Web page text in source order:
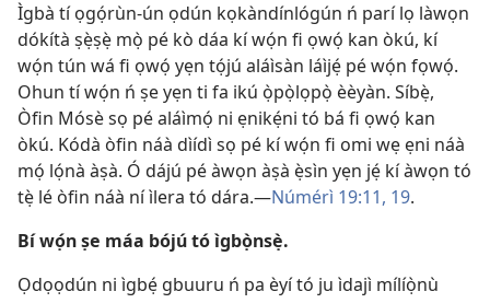
Ìgbà tí ọgọ́rùn-ún ọdún kọkàndínlógún ń parí lọ làwọn
dókítà ṣẹ̀ṣẹ̀ mọ̀ pé kò dáa kí wọ́n fi ọwọ́ kan òkú, kí
wọ́n tún wá fi ọwọ́ yẹn tọ́jú aláìsàn láìjẹ́ pé wọ́n fọwọ́.
Ohun tí wọ́n ń ṣe yẹn ti fa ikú ọ̀pọ̀lọpọ̀ èèyàn. Síbẹ̀,
Òfin Mósè sọ pé aláìmọ́ ni ẹnikẹ́ni tó bá fi ọwọ́ kan
òkú. Kódà òfin náà dìídì sọ pé kí wọ́n fi omi wẹ ẹni náà
mọ́ lọ́nà àṣà. Ó dájú pé àwọn àṣà ẹ̀sìn yẹn jẹ́ kí àwọn tó
tẹ̀ lé òfin náà ní ìlera tó dára.​—Númérì 19:​11, 19.
Bí wọ́n ṣe máa bójú tó ìgbọ̀nsẹ̀.
Ọdọọdún ni ìgbẹ́ gbuuru ń pa èyí tó ju ìdajì mílíọ̀nù